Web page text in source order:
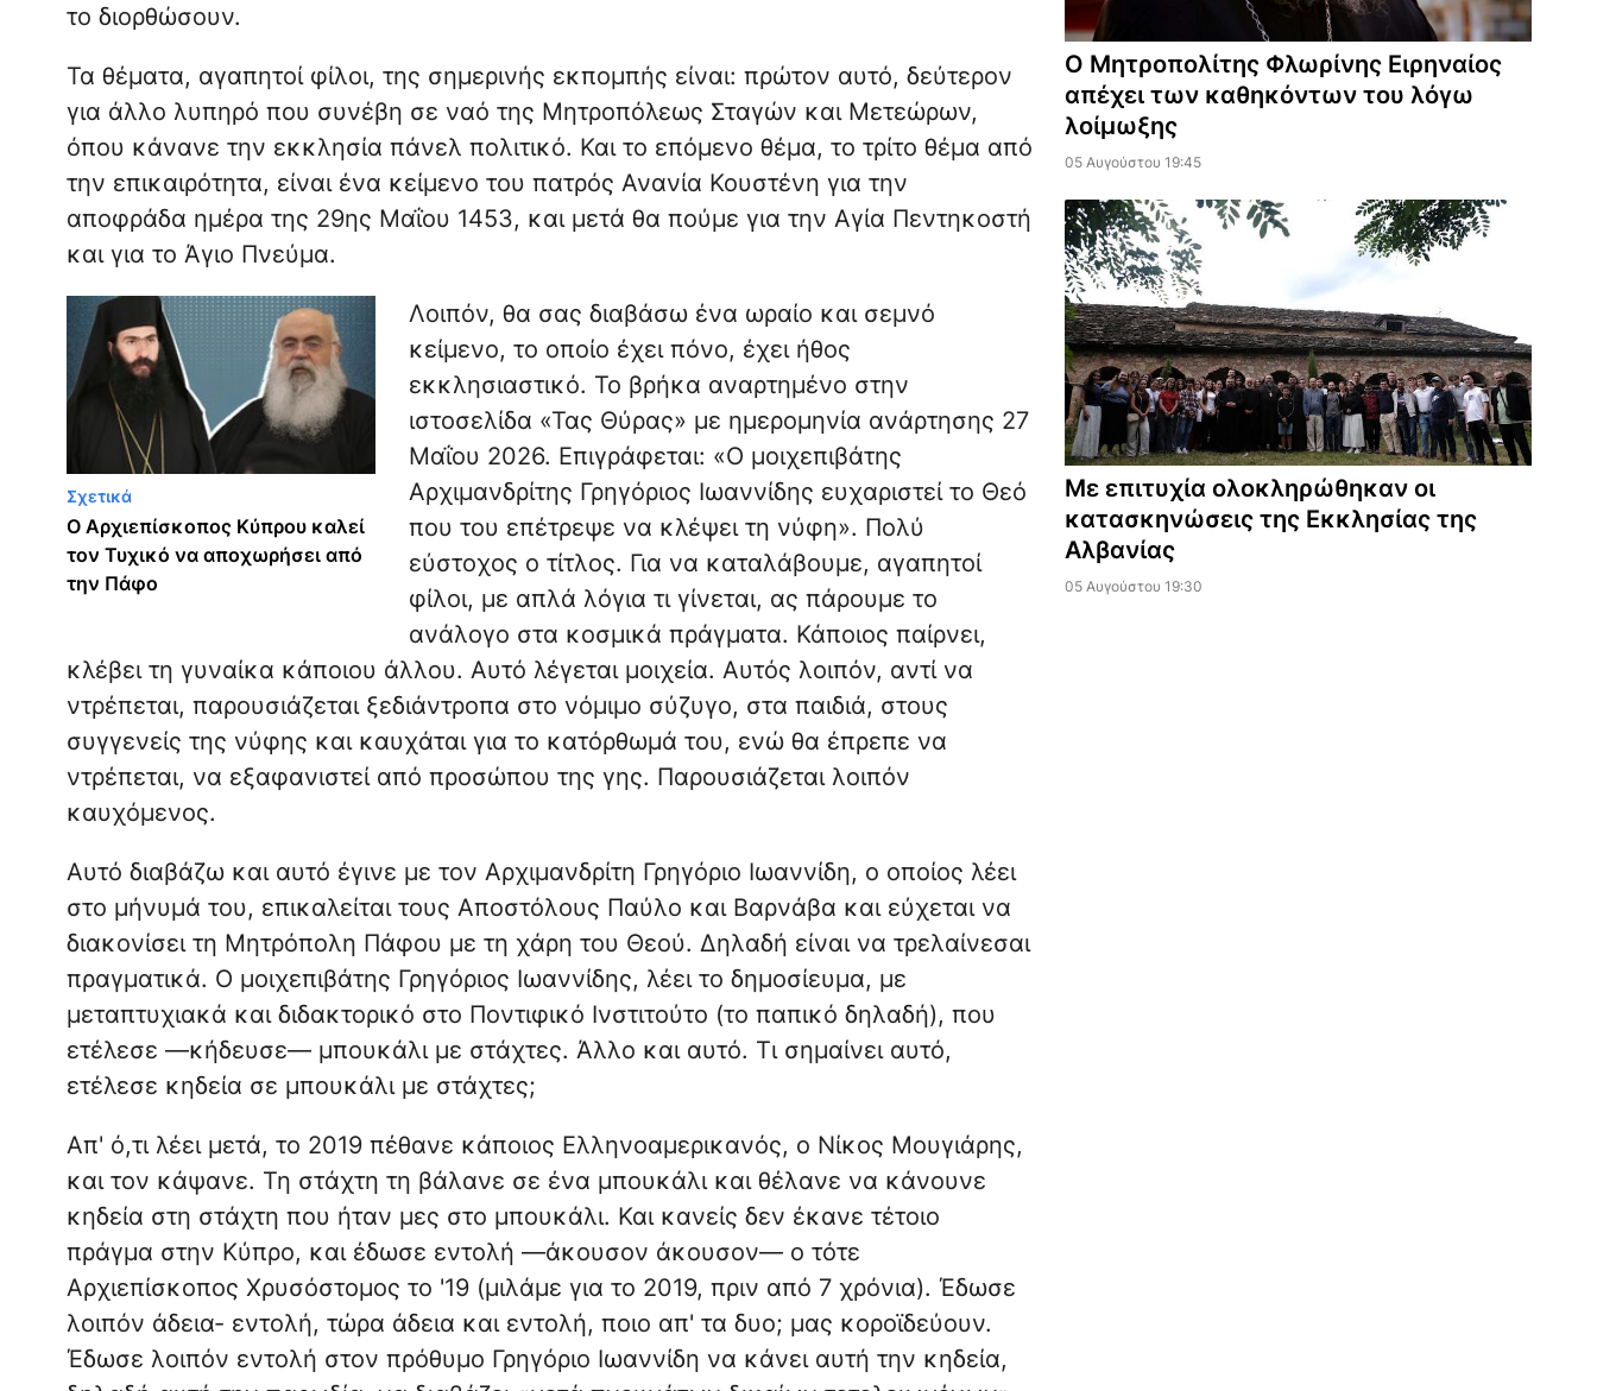
το διορθώσουν.
Τα θέματα, αγαπητοί φίλοι, της σημερινής εκπομπής είναι: πρώτον αυτό, δεύτερον
για άλλο λυπηρό που συνέβη σε ναό της Μητροπόλεως Σταγών και Μετεώρων,
όπου κάνανε την εκκλησία πάνελ πολιτικό. Και το επόμενο θέμα, το τρίτο θέμα από
την επικαιρότητα, είναι ένα κείμενο του πατρός Ανανία Κουστένη για την
αποφράδα ημέρα της 29ης Μαΐου 1453, και μετά θα πούμε για την Αγία Πεντηκοστή
και για το Άγιο Πνεύμα.
Σχετικά
Ο Αρχιεπίσκοπος Κύπρου καλεί
τον Τυχικό να αποχωρήσει από
την Πάφο
Λοιπόν, θα σας διαβάσω ένα ωραίο και σεμνό
κείμενο, το οποίο έχει πόνο, έχει ήθος
εκκλησιαστικό. Το βρήκα αναρτημένο στην
ιστοσελίδα «Τας Θύρας» με ημερομηνία ανάρτησης 27
Μαΐου 2026. Επιγράφεται: «Ο μοιχεπιβάτης
Αρχιμανδρίτης Γρηγόριος Ιωαννίδης ευχαριστεί το Θεό
που του επέτρεψε να κλέψει τη νύφη». Πολύ
εύστοχος ο τίτλος. Για να καταλάβουμε, αγαπητοί
φίλοι, με απλά λόγια τι γίνεται, ας πάρουμε το
ανάλογο στα κοσμικά πράγματα. Κάποιος παίρνει,
κλέβει τη γυναίκα κάποιου άλλου. Αυτό λέγεται μοιχεία. Αυτός λοιπόν, αντί να
ντρέπεται, παρουσιάζεται ξεδιάντροπα στο νόμιμο σύζυγο, στα παιδιά, στους
συγγενείς της νύφης και καυχάται για το κατόρθωμά του, ενώ θα έπρεπε να
ντρέπεται, να εξαφανιστεί από προσώπου της γης. Παρουσιάζεται λοιπόν
καυχόμενος.
Αυτό διαβάζω και αυτό έγινε με τον Αρχιμανδρίτη Γρηγόριο Ιωαννίδη, ο οποίος λέει
στο μήνυμά του, επικαλείται τους Αποστόλους Παύλο και Βαρνάβα και εύχεται να
διακονίσει τη Μητρόπολη Πάφου με τη χάρη του Θεού. Δηλαδή είναι να τρελαίνεσαι
πραγματικά. Ο μοιχεπιβάτης Γρηγόριος Ιωαννίδης, λέει το δημοσίευμα, με
μεταπτυχιακά και διδακτορικό στο Ποντιφικό Ινστιτούτο (το παπικό δηλαδή), που
ετέλεσε —κήδευσε— μπουκάλι με στάχτες. Άλλο και αυτό. Τι σημαίνει αυτό,
ετέλεσε κηδεία σε μπουκάλι με στάχτες;
Απ' ό,τι λέει μετά, το 2019 πέθανε κάποιος Ελληνοαμερικανός, ο Νίκος Μουγιάρης,
και τον κάψανε. Τη στάχτη τη βάλανε σε ένα μπουκάλι και θέλανε να κάνουνε
κηδεία στη στάχτη που ήταν μες στο μπουκάλι. Και κανείς δεν έκανε τέτοιο
πράγμα στην Κύπρο, και έδωσε εντολή —άκουσον άκουσον— ο τότε
Αρχιεπίσκοπος Χρυσόστομος το '19 (μιλάμε για το 2019, πριν από 7 χρόνια). Έδωσε
λοιπόν άδεια- εντολή, τώρα άδεια και εντολή, ποιο απ' τα δυο; μας κοροϊδεύουν.
Έδωσε λοιπόν εντολή στον πρόθυμο Γρηγόριο Ιωαννίδη να κάνει αυτή την κηδεία,
Ο Μητροπολίτης Φλωρίνης Ειρηναίος
απέχει των καθηκόντων του λόγω
λοίμωξης
05 Αυγούστου 19:45
Με επιτυχία ολοκληρώθηκαν οι
κατασκηνώσεις της Εκκλησίας της
Αλβανίας
05 Αυγούστου 19:30